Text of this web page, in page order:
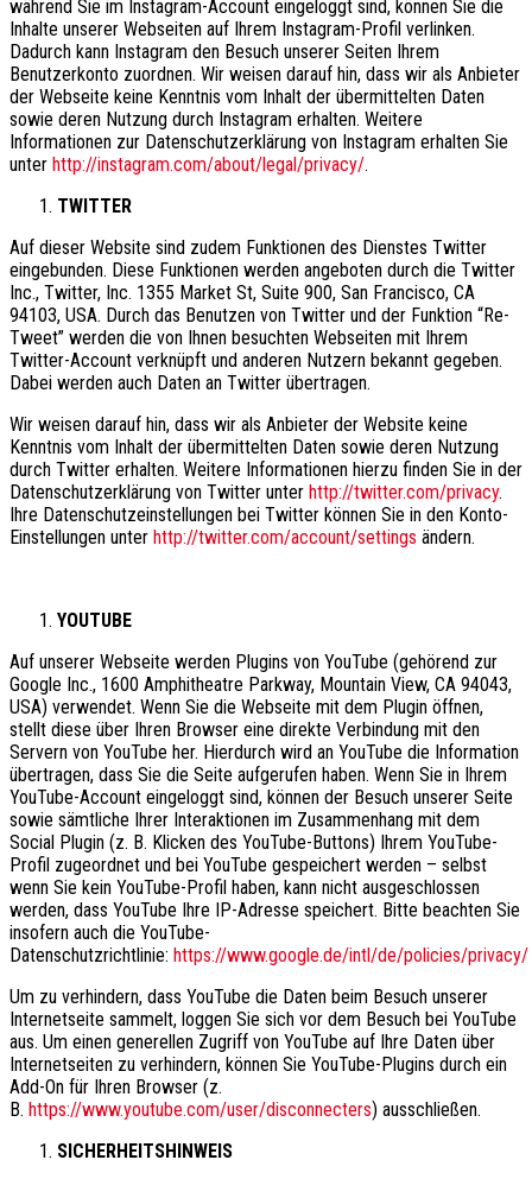
während Sie im Instagram-Account eingeloggt sind, können Sie die
Inhalte unserer Webseiten auf Ihrem Instagram-Profil verlinken.
Dadurch kann Instagram den Besuch unserer Seiten Ihrem
Benutzerkonto zuordnen. Wir weisen darauf hin, dass wir als Anbieter
der Webseite keine Kenntnis vom Inhalt der übermittelten Daten
sowie deren Nutzung durch Instagram erhalten. Weitere
Informationen zur Datenschutzerklärung von Instagram erhalten Sie
unter http://instagram.com/about/legal/privacy/.
TWITTER
Auf dieser Website sind zudem Funktionen des Dienstes Twitter
eingebunden. Diese Funktionen werden angeboten durch die Twitter
Inc., Twitter, Inc. 1355 Market St, Suite 900, San Francisco, CA
94103, USA. Durch das Benutzen von Twitter und der Funktion “Re-
Tweet” werden die von Ihnen besuchten Webseiten mit Ihrem
Twitter-Account verknüpft und anderen Nutzern bekannt gegeben.
Dabei werden auch Daten an Twitter übertragen.
Wir weisen darauf hin, dass wir als Anbieter der Website keine
Kenntnis vom Inhalt der übermittelten Daten sowie deren Nutzung
durch Twitter erhalten. Weitere Informationen hierzu finden Sie in der
Datenschutzerklärung von Twitter unter http://twitter.com/privacy.
Ihre Datenschutzeinstellungen bei Twitter können Sie in den Konto-
Einstellungen unter http://twitter.com/account/settings ändern.
YOUTUBE
Auf unserer Webseite werden Plugins von YouTube (gehörend zur
Google Inc., 1600 Amphitheatre Parkway, Mountain View, CA 94043,
USA) verwendet. Wenn Sie die Webseite mit dem Plugin öffnen,
stellt diese über Ihren Browser eine direkte Verbindung mit den
Servern von YouTube her. Hierdurch wird an YouTube die Information
übertragen, dass Sie die Seite aufgerufen haben. Wenn Sie in Ihrem
YouTube-Account eingeloggt sind, können der Besuch unserer Seite
sowie sämtliche Ihrer Interaktionen im Zusammenhang mit dem
Social Plugin (z. B. Klicken des YouTube-Buttons) Ihrem YouTube-
Profil zugeordnet und bei YouTube gespeichert werden – selbst
wenn Sie kein YouTube-Profil haben, kann nicht ausgeschlossen
werden, dass YouTube Ihre IP-Adresse speichert. Bitte beachten Sie
insofern auch die YouTube-
Datenschutzrichtlinie: https://www.google.de/intl/de/policies/privacy/
Um zu verhindern, dass YouTube die Daten beim Besuch unserer
Internetseite sammelt, loggen Sie sich vor dem Besuch bei YouTube
aus. Um einen generellen Zugriff von YouTube auf Ihre Daten über
Internetseiten zu verhindern, können Sie YouTube-Plugins durch ein
Add-On für Ihren Browser (z.
B. https://www.youtube.com/user/disconnecters) ausschließen.
SICHERHEITSHINWEIS